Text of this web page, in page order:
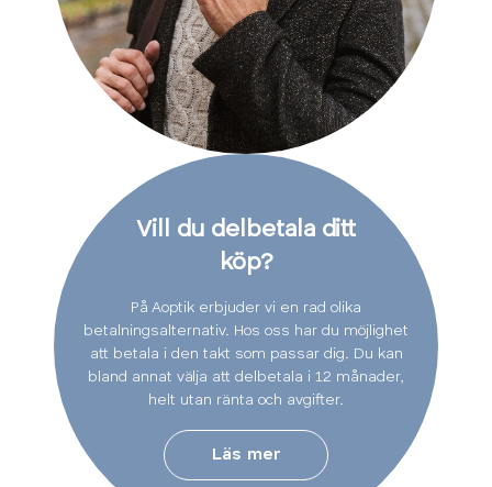
Vill du delbetala ditt
köp?
På Aoptik erbjuder vi en rad olika
betalningsalternativ. Hos oss har du möjlighet
att betala i den takt som passar dig. Du kan
bland annat välja att delbetala i 12 månader,
helt utan ränta och avgifter.
Läs mer